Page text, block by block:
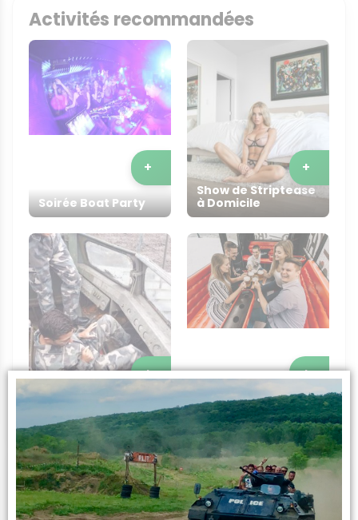
Activités recommandées
Soirée Boat Party
+
Show de Striptease
à Domicile
+
Conduite de Char
d'Assaut
+
Beer Bus
+
Infos sur l’activité
L’expérience